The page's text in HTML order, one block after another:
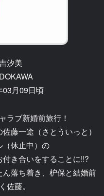
汐美
03月09日頃
ラブ新婚前旅行！
藤一途（さとういっと）
（休止中）の
き合いをすることに!!?
落ち着き、枦保と結婚前
佐藤。